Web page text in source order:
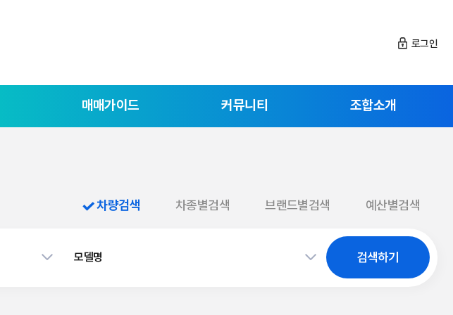
매매가이드 커뮤니티 조합소개
로그인
차량검색 차종별검색 브랜드별검색 예산별검색
모델명 검색하기